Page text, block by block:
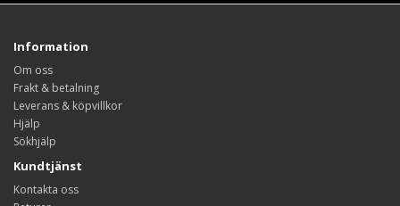
Information
Om oss
Frakt & betalning
Leverans & köpvillkor
Hjälp
Sökhjälp
Kundtjänst
Kontakta oss